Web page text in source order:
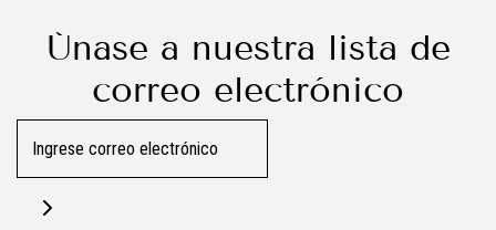
Únase a nuestra lista de
correo electrónico